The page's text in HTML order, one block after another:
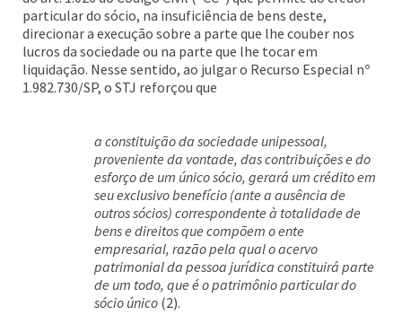
particular do sócio, na insuficiência de bens deste,
direcionar a execução sobre a parte que lhe couber nos
lucros da sociedade ou na parte que lhe tocar em
liquidação. Nesse sentido, ao julgar o Recurso Especial nº
1.982.730/SP, o STJ reforçou que
a constituição da sociedade unipessoal,
proveniente da vontade, das contribuições e do
esforço de um único sócio, gerará um crédito em
seu exclusivo benefício (ante a ausência de
outros sócios) correspondente à totalidade de
bens e direitos que compõem o ente
empresarial, razão pela qual o acervo
patrimonial da pessoa jurídica constituirá parte
de um todo, que é o patrimônio particular do
sócio único (2).